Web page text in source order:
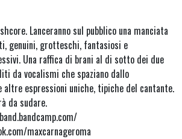
Lanceranno sul pubblico una manciata
genuini, grotteschi, fantasiosi e
Una raffica di brani al di sotto dei due
da vocalismi che spaziano dallo
espressioni uniche, tipiche del cantante.
da sudare.
maxcarnageroma